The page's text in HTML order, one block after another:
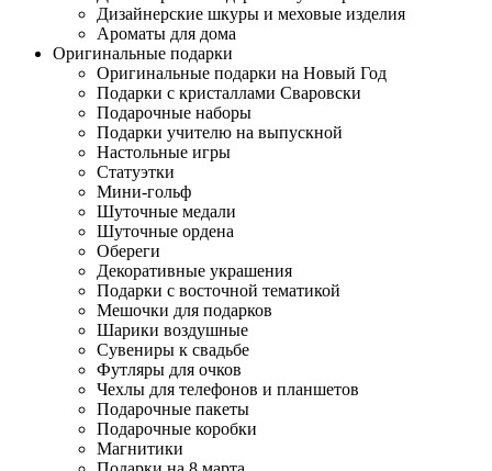
Дизайнерские шкуры и меховые изделия
Ароматы для дома
Оригинальные подарки
Оригинальные подарки на Новый Год
Подарки с кристаллами Сваровски
Подарочные наборы
Подарки учителю на выпускной
Настольные игры
Статуэтки
Мини-гольф
Шуточные медали
Шуточные ордена
Обереги
Декоративные украшения
Подарки с восточной тематикой
Мешочки для подарков
Шарики воздушные
Сувениры к свадьбе
Футляры для очков
Чехлы для телефонов и планшетов
Подарочные пакеты
Подарочные коробки
Магнитики